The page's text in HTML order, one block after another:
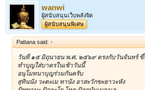
wanwi
ผู้สนับสนุนเว็บพลังจิต
ผู้สนับสนุนพิเศษ
Pattana said: ↑
วันที่ ๑๕ มิถุนายน พ.ศ. ๒๕๖๙ ตรงกับวันจันทร์ ขึ้
ทำบุญใส่บาตรในเช้าวันนี้
อนุโมทนาบุญร่วมกันครับ
สุทินนัง วะตะเม ทานัง อาสะวักขะยาวะหัง